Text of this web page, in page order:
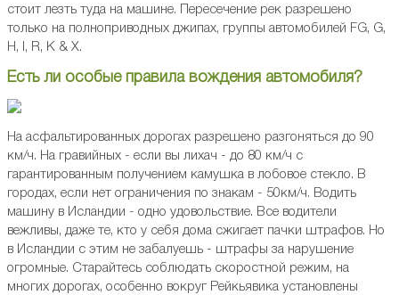
стоит лезть туда на машине. Пересечение рек разрешено
только на полноприводных джипах, группы автомобилей FG, G,
H, I, R, K & X.
Есть ли особые правила вождения автомобиля?
На асфальтированных дорогах разрешено разгоняться до 90
км/ч. На гравийных - если вы лихач - до 80 км/ч с
гарантированным получением камушка в лобовое стекло. В
городах, если нет ограничения по знакам - 50км/ч. Водить
машину в Исландии - одно удовольствие. Все водители
вежливы, даже те, кто у себя дома сжигает пачки штрафов. Но
в Исландии с этим не забалуешь - штрафы за нарушение
огромные. Старайтесь соблюдать скоростной режим, на
многих дорогах, особенно вокруг Рейкьявика установлены